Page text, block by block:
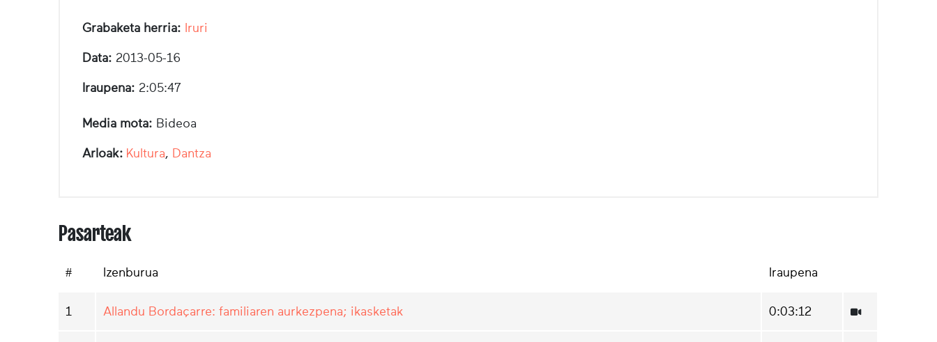
Grabaketa herria: Iruri
Data: 2013-05-16
Iraupena: 2:05:47
Media mota: Bideoa
Arloak: Kultura, Dantza
Pasarteak
# Izenburua Iraupena
1 Allandu Bordaçarre: familiaren aurkezpena; ikasketak 0:03:12